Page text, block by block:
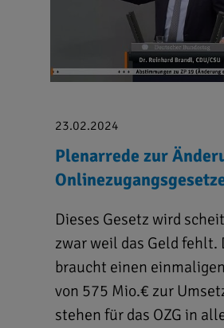
23.02.2024
Plenarrede zur
Dieses Gesetz wird
zwar weil das Geld fehlt.
braucht einen
von 575 Mio.€ zur
stehen für das OZG in